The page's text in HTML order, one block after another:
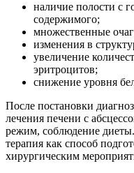
наличие полости с
содержимого;
множественные
изменения в
увеличение
эритроцитов;
снижение уровня
После постановки
лечения печени с
режим, соблюдение диеты.
терапия как способ
хирургическим